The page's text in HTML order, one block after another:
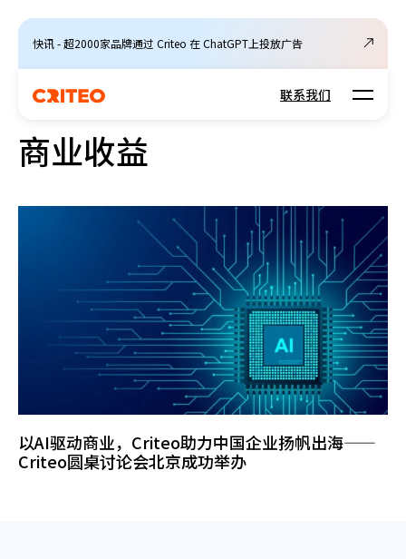
快讯 - 超2000家品牌通过 Criteo 在 ChatGPT上投放广告
联系我们 Open
商业收益
以AI驱动商业，Criteo助力中国企业扬帆出海——
Criteo圆桌讨论会北京成功举办